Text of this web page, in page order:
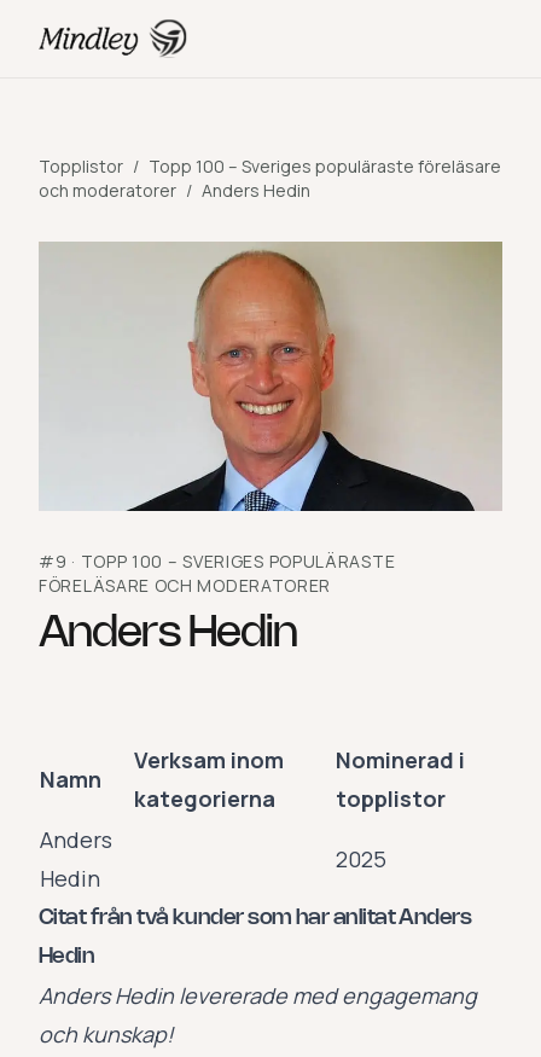
Topplistor / Topp 100 – Sveriges populäraste föreläsare
och moderatorer / Anders Hedin
#9 · TOPP 100 – SVERIGES POPULÄRASTE
FÖRELÄSARE OCH MODERATORER
Anders Hedin
Namn
Verksam inom
kategorierna
Nominerad i
topplistor
Anders
Hedin
2025
Citat från två kunder som har anlitat Anders
Hedin
Anders Hedin levererade med engagemang
och kunskap!